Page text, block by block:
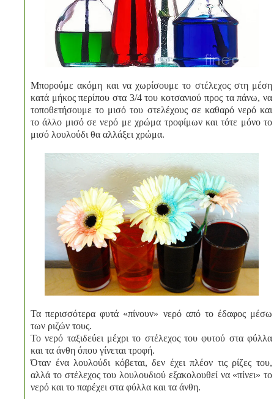
Μπορούμε ακόμη και να χωρίσουμε το στέλεχος στη μέση
κατά μήκος περίπου στα 3/4 του κοτσανιού προς τα πάνω, να
τοποθετήσουμε το μισό του στελέχους σε καθαρό νερό και
το άλλο μισό σε νερό με χρώμα τροφίμων και τότε μόνο το
μισό λουλούδι θα αλλάξει χρώμα.
Τα περισσότερα φυτά «πίνουν» νερό από το έδαφος μέσω
των ριζών τους.
Το νερό ταξιδεύει μέχρι το στέλεχος του φυτού στα φύλλα
και τα άνθη όπου γίνεται τροφή.
Όταν ένα λουλούδι κόβεται, δεν έχει πλέον τις ρίζες του,
αλλά το στέλεχος του λουλουδιού εξακολουθεί να «πίνει» το
νερό και το παρέχει στα φύλλα και τα άνθη.